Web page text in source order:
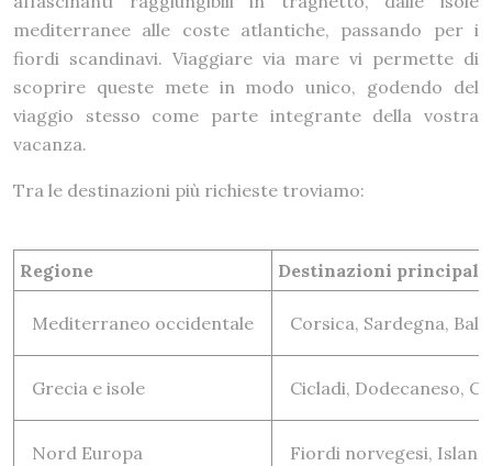
mediterranee alle coste atlantiche, passando per i
fiordi scandinavi. Viaggiare via mare vi permette di
scoprire queste mete in modo unico, godendo del
viaggio stesso come parte integrante della vostra
vacanza.
Tra le destinazioni più richieste troviamo:
Regione Destinazioni principali
Mediterraneo occidentale Corsica, Sardegna,
Grecia e isole Cicladi, Dodecaneso,
Nord Europa Fiordi norvegesi,